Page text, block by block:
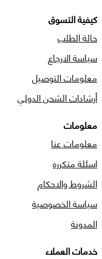
كيفية التسوق
حالة الطلب
سياسة الارجاع
معلومات التوصيل
أرشادات الشحن الدولي
معلومات
معلومات عنا
اسئلة متكرره
الشروط والاحكام
سياسة الخصوصية
المدونة
خدمات العملاء